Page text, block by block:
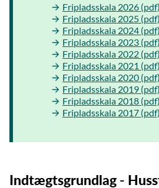
Fripladsskala 2026 (pdf)
Fripladsskala 2025 (pdf)
Fripladsskala 2024 (pdf)
Fripladsskala 2023 (pdf)
Fripladsskala 2022 (pdf)
Fripladsskala 2021 (pdf)
Fripladsskala 2020 (pdf)
Fripladsskala 2019 (pdf)
Fripladsskala 2018 (pdf)
Fripladsskala 2017 (pdf)
Indtægtsgrundlag -